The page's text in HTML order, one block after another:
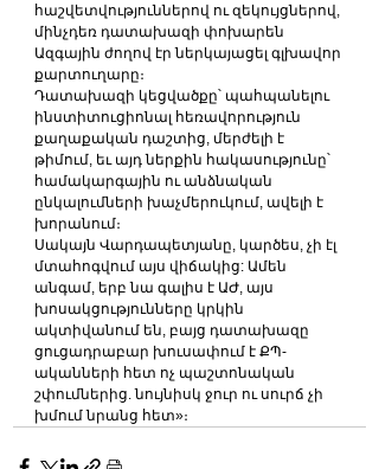
հաշվետվություններով ու զեկույցներով,
մինչդեռ դատախազի փոխարեն
Ազգային ժողով էր ներկայացել գլխավոր
քարտուղարը։
Դատախազի կեցվածքը՝ պահպանելու
ինստիտուցիոնալ հեռավորություն
քաղաքական դաշտից, մերժելի է
թիմում, եւ այդ ներքին հակասությունը՝
համակարգային ու անձնական
ընկալումների խաչմերուկում, ավելի է
խորանում։
Սակայն Վարդապետյանը, կարծես, չի էլ
մտահոգվում այս վիճակից: Ամեն
անգամ, երբ նա գալիս է ԱԺ, այս
խոսակցությունները կրկին
ակտիվանում են, բայց դատախազը
ցուցադրաբար խուսափում է ՔՊ-
ականների հետ ոչ պաշտոնական
շփումներից. նույնիսկ ջուր ու սուրճ չի
խմում նրանց հետ»։